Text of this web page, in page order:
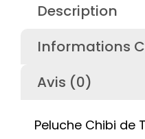
Description
Informations
Avis (0)
Peluche Chibi de